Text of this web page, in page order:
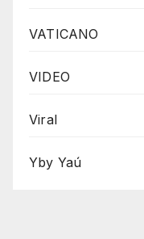
VATICANO
VIDEO
Viral
Yby Yaú